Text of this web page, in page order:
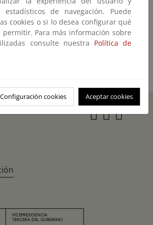
(Brasil)
de navegación. Puede
cookies o si lo desea configurar qué
permitir. Para más información sobre
consulte nuestra Política de
Configuración cookies Aceptar cookies